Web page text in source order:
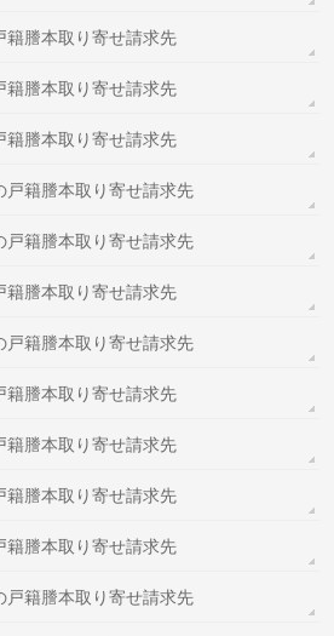
籍謄本取り寄せ請求先
籍謄本取り寄せ請求先
籍謄本取り寄せ請求先
戸籍謄本取り寄せ請求先
戸籍謄本取り寄せ請求先
籍謄本取り寄せ請求先
戸籍謄本取り寄せ請求先
籍謄本取り寄せ請求先
籍謄本取り寄せ請求先
籍謄本取り寄せ請求先
籍謄本取り寄せ請求先
戸籍謄本取り寄せ請求先